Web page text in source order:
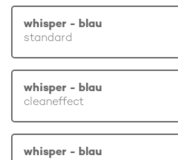
whisper - blau
standard
whisper - blau
cleaneffect
whisper - blau